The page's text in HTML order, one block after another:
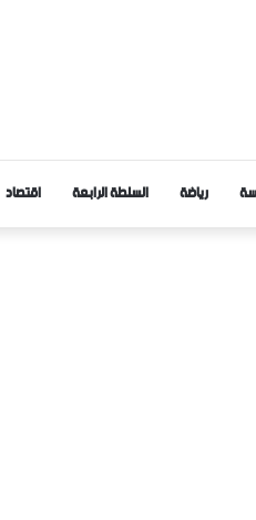
رياضة السلطة الرابعة اقتصاد